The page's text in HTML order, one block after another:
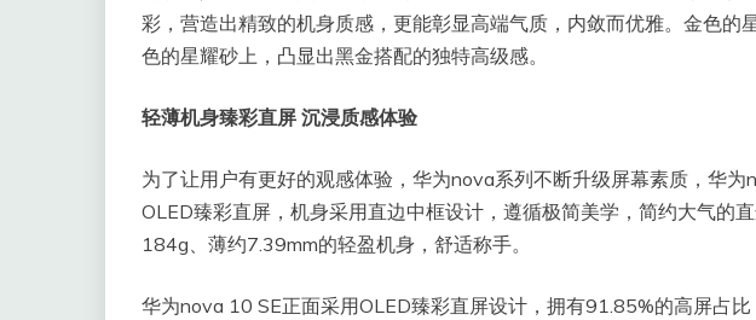
彩，营造出精致的机身质感，更能彰显高端气质，内敛而优雅。金色的
色的星耀砂上，凸显出黑金搭配的独特高级感。
轻薄机身臻彩直屏 沉浸质感体验
为了让用户有更好的观感体验，华为nova系列不断升级屏幕素质，华
OLED臻彩直屏，机身采用直边中框设计，遵循极简美学，简约大气的
184g、薄约7.39mm的轻盈机身，舒适称手。
华为nova 10 SE正面采用OLED臻彩直屏设计，拥有91.85%的高屏占